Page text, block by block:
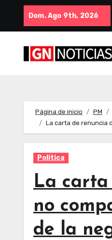
Dom. Ago 9th, 2026
Página de inicio PM
La carta de renuncia
Politica
La carta
no
de la